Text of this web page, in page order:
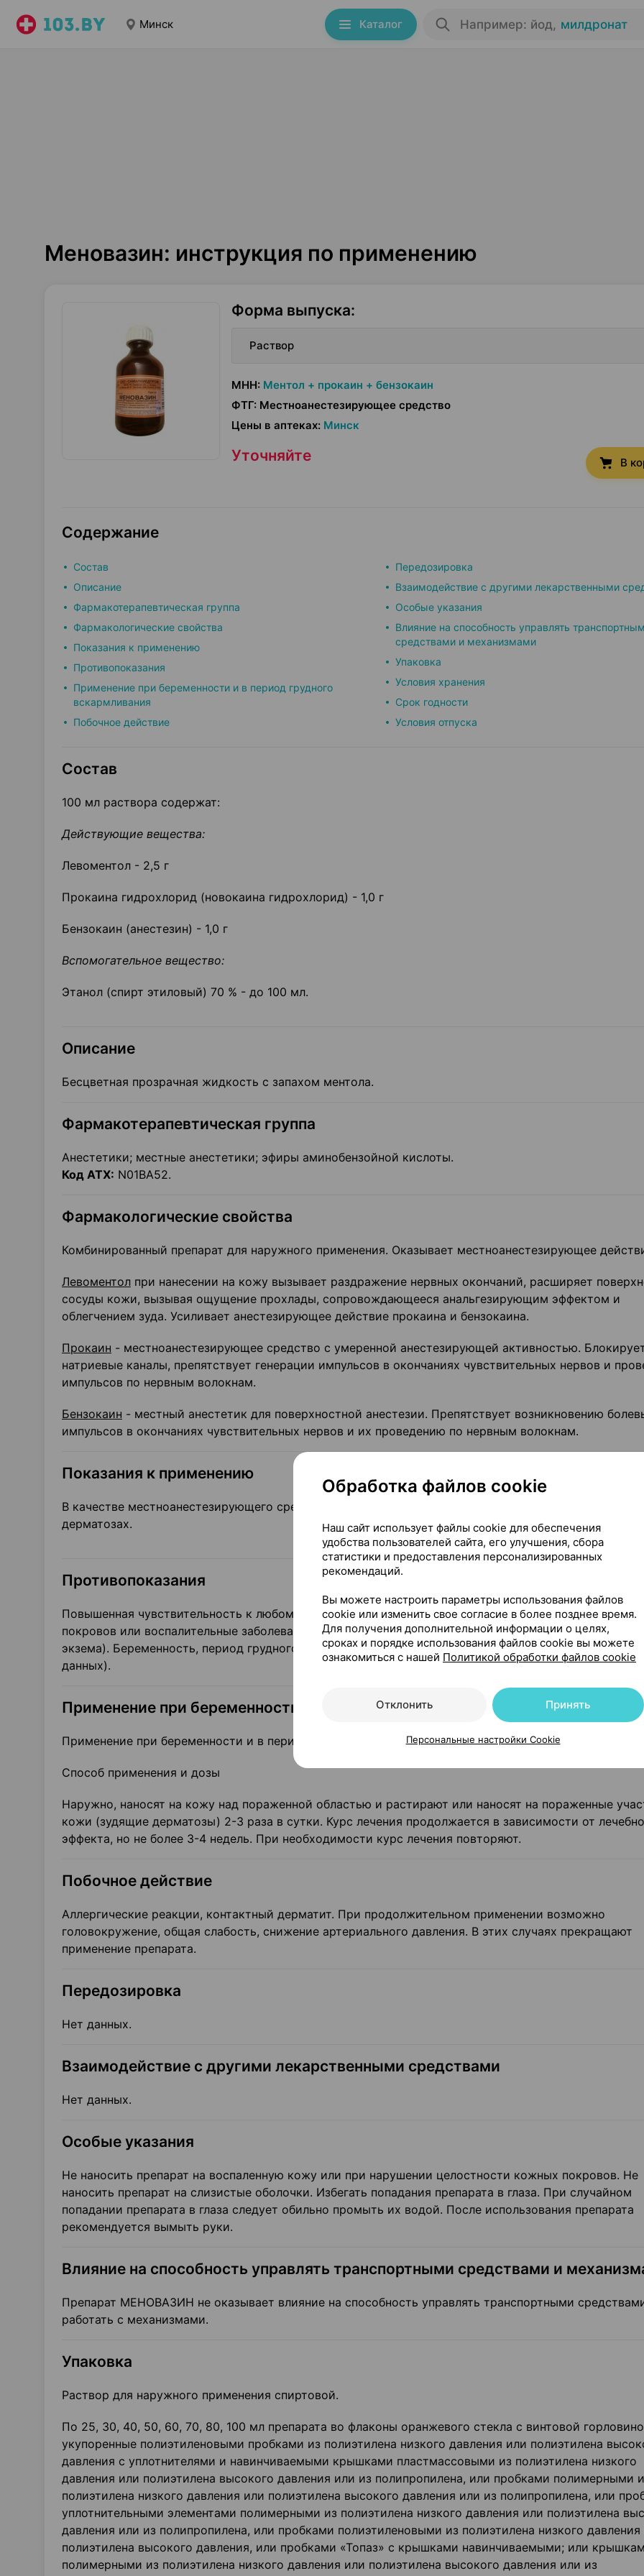
Минск Каталог Например: йод, милдронат
Меновазин: инструкция по применению
Форма выпуска:
Раствор
МНН: Ментол + прокаин + бензокаин
ФТГ: Местноанестезирующее средство
Цены в аптеках: Минск
Уточняйте В
Содержание
Состав
Описание
Фармакотерапевтическая группа
Фармакологические свойства
Показания к применению
Противопоказания
Применение при беременности и в период грудного
вскармливания
Побочное действие
Передозировка
Взаимодействие с другими лекарственными
Особые указания
Влияние на способность управлять
средствами и механизмами
Упаковка
Условия хранения
Срок годности
Условия отпуска
Состав
100 мл раствора содержат:
Действующие вещества:
Левоментол - 2,5 г
Прокаина гидрохлорид (новокаина гидрохлорид) - 1,0 г
Бензокаин (анестезин) - 1,0 г
Вспомогательное вещество:
Этанол (спирт этиловый) 70 % - до 100 мл.
Описание
Бесцветная прозрачная жидкость с запахом ментола.
Фармакотерапевтическая группа
Анестетики; местные анестетики; эфиры аминобензойной кислоты.
Код ATX: N01BA52.
Фармакологические свойства
Комбинированный препарат для наружного применения. Оказывает местноанестезирующее
Левоментол при нанесении на кожу вызывает раздражение нервных окончаний, расширяет
сосуды кожи, вызывая ощущение прохлады, сопровождающееся анальгезирующим эффектом и
облегчением зуда. Усиливает анестезирующее действие прокаина и бензокаина.
Прокаин - местноанестезирующее средство с умеренной анестезирующей активностью.
натриевые каналы, препятствует генерации импульсов в окончаниях чувствительных нервов и
импульсов по нервным волокнам.
Бензокаин - местный анестетик для поверхностной анестезии. Препятствует возникновению
импульсов в окончаниях чувствительных нервов и их проведению по нервным волокнам.
Показания к применению
В качестве местноанестезирующего средства при невралгиях, миалгиях, артралгиях и зудящих
дерматозах.
Противопоказания
Повышенная чувствительность к любому из компонентов препарата, нарушение целостности
покровов или воспалительные заболевания кожи в месте предполагаемого нанесения (в т.ч.
экзема). Беременность, период грудного вскармливания, детский возраст до 18 лет (в связи с
данных).
Применение при беременности и в период грудного вскармливания
Применение при беременности и в период грудного вскармливания противопоказано.
Способ применения и дозы
Наружно, наносят на кожу над пораженной областью и растирают или наносят на пораженные
кожи (зудящие дерматозы) 2-3 раза в сутки. Курс лечения продолжается в зависимости от
эффекта, но не более 3-4 недель. При необходимости курс лечения повторяют.
Побочное действие
Аллергические реакции, контактный дерматит. При продолжительном применении возможно
головокружение, общая слабость, снижение артериального давления. В этих случаях прекращают
применение препарата.
Передозировка
Нет данных.
Взаимодействие с другими лекарственными средствами
Нет данных.
Особые указания
Не наносить препарат на воспаленную кожу или при нарушении целостности кожных покровов. Не
наносить препарат на слизистые оболочки. Избегать попадания препарата в глаза. При случайном
попадании препарата в глаза следует обильно промыть их водой. После использования препарата
рекомендуется вымыть руки.
Влияние на способность управлять транспортными средствами и
Препарат МЕНОВАЗИН не оказывает влияние на способность управлять транспортными
работать с механизмами.
Упаковка
Раствор для наружного применения спиртовой.
По 25, 30, 40, 50, 60, 70, 80, 100 мл препарата во флаконы оранжевого стекла с винтовой
укупоренные полиэтиленовыми пробками из полиэтилена низкого давления или полиэтилена
давления с уплотнителями и навинчиваемыми крышками пластмассовыми из полиэтилена низкого
давления или полиэтилена высокого давления или из полипропилена, или пробками полимерными
полиэтилена низкого давления или полиэтилена высокого давления или из полипропилена, или
уплотнительными элементами полимерными из полиэтилена низкого давления или полиэтилена
давления или из полипропилена, или пробками полиэтиленовыми из полиэтилена низкого давления
полиэтилена высокого давления, или пробками «Топаз» с крышками навинчиваемыми; или
полимерными из полиэтилена низкого давления или полиэтилена высокого давления или из
Обработка файлов cookie
Наш сайт использует файлы cookie для обеспечения
удобства пользователей сайта, его улучшения, сбора
статистики и предоставления персонализированных
рекомендаций.
Вы можете настроить параметры использования файлов
cookie или изменить свое согласие в более позднее время.
Для получения дополнительной информации о целях,
сроках и порядке использования файлов cookie вы можете
ознакомиться с нашей Политикой обработки файлов cookie
Отклонить Принять
Персональные настройки Cookie